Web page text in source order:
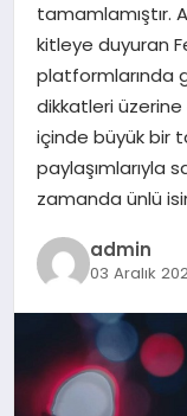
SPOR
TEKNOLOJI
tamamlamıştır.
kitleye duyuran
platformlarında
dikkatleri üzerine
içinde büyük bir
paylaşımlarıyla
zamanda ünlü
admin
03 Aralık